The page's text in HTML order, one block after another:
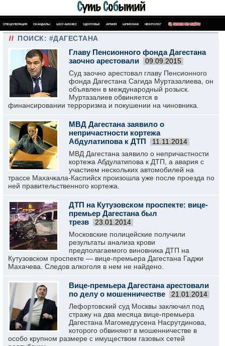
СПЕЦОПЕРАЦИЯ СКАНДАЛЫ ШОУ-БИЗНЕС ЗДОРОВЬЕ АРМИЯ ШПИОНАЖ НЕКРОЛОГ ПОИСК ПО САЙТУ
// ПОИСК: #ДАГЕСТАНА
Главу Пенсионного фонда Дагестана
заочно арестовали
09.09.2015
Суд заочно арестовал главу Пенсионного
фонда Дагестана Сагида Муртазалиева, он
объявлен в международный розыск.
Муртазалиев обвиняется в
финансировании терроризма и покушении на чиновника.
МВД Дагестана заявило о
непричастности кортежа
Абдулатипова к ДТП
11.11.2014
МВД Дагестана заявило о непричастности
кортежа Абдулатипова к ДТП, а авария с
участием нескольких автомобилей на
трассе Махачкала-Каспийск произошла уже после проезда по
ней правительственного кортежа.
ДТП на Кутузовском проспекте: вице-
премьер Дагестана был
трезв
23.01.2014
Московские полицейские получили
результаты анализа крови
предполагаемого виновника ДТП на
Кутузовском проспекте — вице-премьера Дагестана Гаджи
Махачева. Следов алкоголя в нем не найдено.
Вице-премьера Дагестана арестовали
по делу о мошенничестве
21.01.2014
Лефортовский суд Москвы заключил под
стражу на два месяца вице-премьера
Дагестана Магомедгусена Насрутдинова,
которого обвиняют в мошенничестве в
особо крупном размере с имуществом газовых сетей